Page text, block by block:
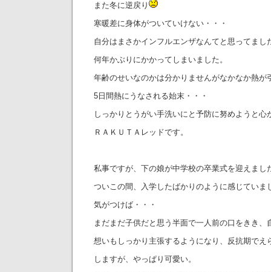
また冬に逆戻り
寒暖差に身体がついていけない・・・
自分はまさかインフルエンザなんてと思ってまし
何年かぶりにかかってしまいました。
年齢のせいなのかは分かりませんがなかなか熱が
5日間熱にうなされる始末・・・
しっかりとうがい手洗いにと予防に努めようと心
ＲＡＫＵＴＡレッドです。
私事ですが、下の娘が中学校の卒業式を迎えまし
ついこの間、入学したばかりのように感じていま
気がつけば・・・
まだまだ子供だと思う半面で一人前の口をきき、
想いもしっかり主張するようになり、反抗期でえ
しますが、やっぱり可愛い。